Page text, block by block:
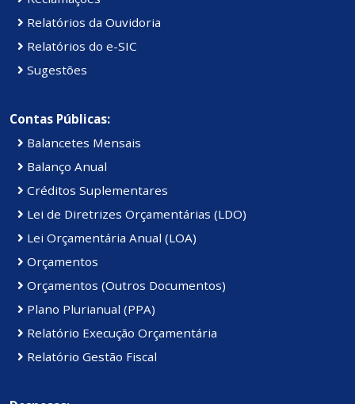
Relatórios da Ouvidoria
Relatórios do e-SIC
Sugestões
Contas Públicas:
Balancetes Mensais
Balanço Anual
Créditos Suplementares
Lei de Diretrizes Orçamentárias (LDO)
Lei Orçamentária Anual (LOA)
Orçamentos
Orçamentos (Outros Documentos)
Plano Plurianual (PPA)
Relatório Execução Orçamentária
Relatório Gestão Fiscal